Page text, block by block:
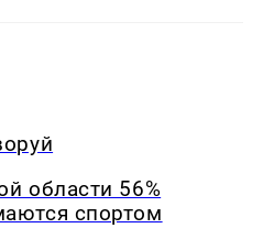
области 56%
спортом